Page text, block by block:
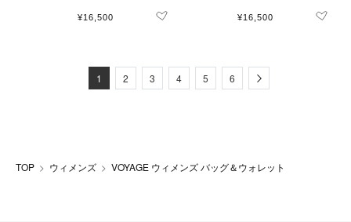
¥16,500 ¥16,500
1 2 3 4 5 6 Next
TOP ウィメンズ VOYAGE ウィメンズ バッグ＆ウォレット